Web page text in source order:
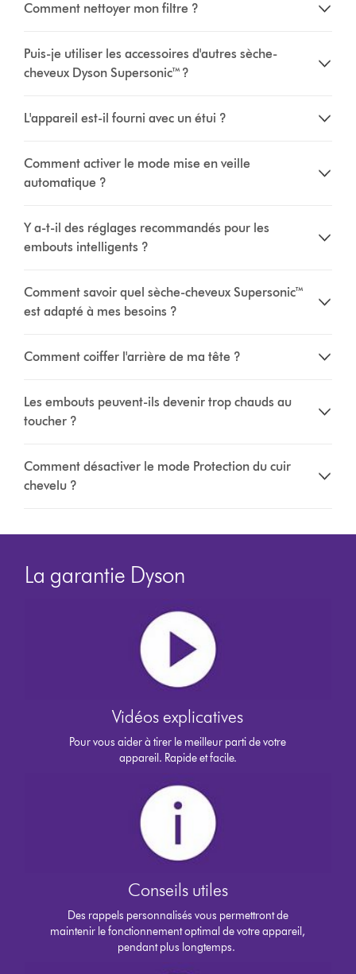
Comment nettoyer mon filtre ?
Puis-je utiliser les accessoires d'autres sèche-
cheveux Dyson Supersonic™ ?
L'appareil est-il fourni avec un étui ?
Comment activer le mode mise en veille
automatique ?
Y a-t-il des réglages recommandés pour les
embouts intelligents ?
Comment savoir quel sèche-cheveux Supersonic™
est adapté à mes besoins ?
Comment coiffer l'arrière de ma tête ?
Les embouts peuvent-ils devenir trop chauds au
toucher ?
Comment désactiver le mode Protection du cuir
chevelu ?
La garantie Dyson
Vidéos explicatives
Pour vous aider à tirer le meilleur parti de votre
appareil. Rapide et facile.
Conseils utiles
Des rappels personnalisés vous permettront de
maintenir le fonctionnement optimal de votre appareil,
pendant plus longtemps.